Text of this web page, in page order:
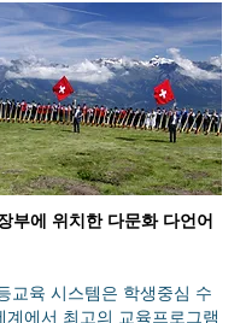
부에 위치한 다문화 다언어
교육 시스템은 학생중심 수
계에서 최고의 교육프로그램